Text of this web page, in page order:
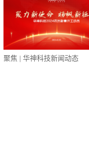
聚焦 | 华神科技新闻动态